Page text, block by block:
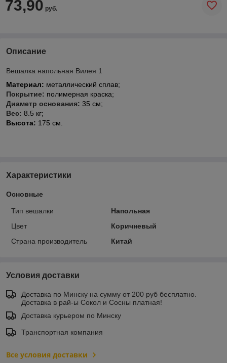
73,90 руб.
Описание
Вешалка напольная Вилея 1
Материал: металлический сплав;
Покрытие: полимерная краска;
Диаметр основания: 35 см;
Вес: 8.5 кг;
Высота: 175 см.
Характеристики
Основные
Тип вешалки
Напольная
Цвет
Коричневый
Страна производитель
Китай
Условия доставки
Доставка по Минску на сумму от 200 руб бесплатно.
Доставка в рай-ы Сокол и Сосны платная!
Доставка курьером по Минску
Транспортная компания
Все условия доставки